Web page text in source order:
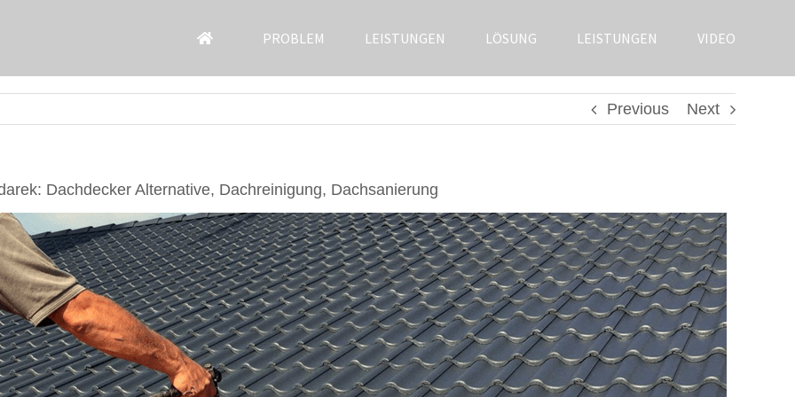
PROBLEM LEISTUNGEN LÖSUNG LEISTUNGEN VIDEO
Previous Next
Dachdecker Alternative, Dachreinigung, Dachsanierung